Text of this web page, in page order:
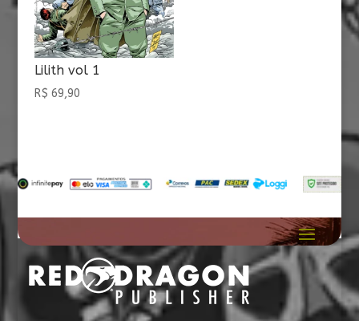
Lilith vol 1
R$ 69,90